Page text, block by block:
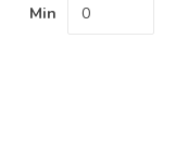
Min